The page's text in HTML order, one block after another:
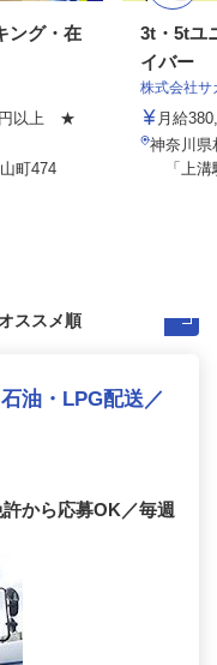
ング・在
円以上 ★
町474
3t・5tユ
イバー
株式会社サ
月給
神奈川県
「上溝
油・LPG配送／
から応募OK／毎週